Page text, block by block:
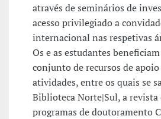
através de seminários de
acesso privilegiado a
internacional nas respetivas
Os e as estudantes
conjunto de recursos de apoio
atividades, entre os quais se
Biblioteca Norte|Sul, a
programas de doutoramento